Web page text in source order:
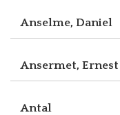
Anselme, Daniel
Ansermet, Ernest
Antal